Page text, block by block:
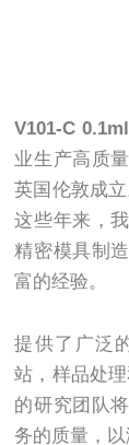
V101-C
业生产高质
英国伦敦成
这些年来，
精密模具制
富的经验。
提供了广泛
站，样品处
的研究团队
务的质量，以